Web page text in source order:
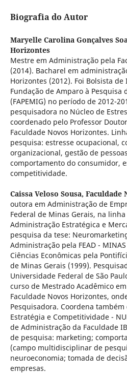
Biografia do Autor
Maryelle Carolina Gonçalves
Horizontes
Mestre em Administração pela
(2014). Bacharel em
Horizontes (2012). Foi Bolsista
Fundação de Amparo à Pesquisa
(FAPEMIG) no período de 2012-
pesquisadora no Núcleo de
coordenado pelo Professor
Faculdade Novos Horizontes.
pesquisa: estresse ocupacional,
organizacional, gestão de
comportamento do consumidor,
competitividade.
Caissa Veloso Sousa, Faculdade
outora em Administração de
Federal de Minas Gerais, na
Administração Estratégica e
pesquisa da tese:
Administração pela FEAD -
Ciências Econômicas pela
de Minas Gerais (1999).
Universidade Federal de São
curso de Mestrado Acadêmico
Faculdade Novos Horizontes,
Pesquisadora. Coordena
Estratégia e Competitividade -
de Administração da Faculdade
de pesquisa: marketing;
(campo multidisciplinar de
neuroeconomia; tomada de
empresas.